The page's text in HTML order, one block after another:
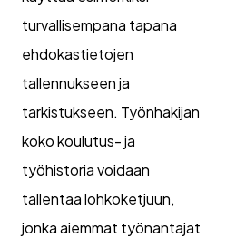
turvallisempana tapana
ehdokastietojen
tallennukseen ja
tarkistukseen. Työnhakijan
koko koulutus- ja
työhistoria voidaan
tallentaa lohkoketjuun,
jonka aiemmat työnantajat